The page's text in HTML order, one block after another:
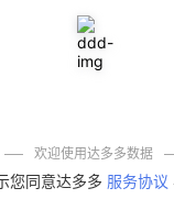
欢迎使用达多多数据
您同意达多多 服务协议
【净浮生】油污
净厨房油烟机去
重油污去油王污
渍清洁剂油烟净
免煮开袋即食劲
麦醉侠 湿凉皮7袋
袋红油麻